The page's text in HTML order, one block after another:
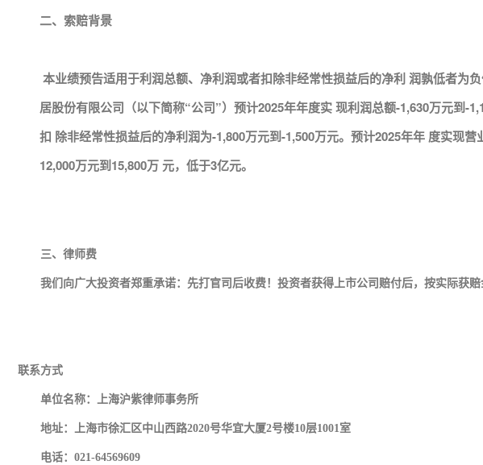
二、索赔背景
本业绩预告适用于利润总额、净利润或者扣除非经常性损益后的净利 润孰低者为
居股份有限公司（以下简称“公司”）预计2025年年度实 现利润总额-1,630万元到-
扣 除非经常性损益后的净利润为-1,800万元到-1,500万元。预计2025年年 度实现
12,000万元到15,800万 元，低于3亿元。
三、律师费
我们向广大投资者郑重承诺：先打官司后收费！投资者获得上市公司赔付后，按实际获赔
联系方式
单位名称：上海沪紫律师事务所
地址：上海市徐汇区中山西路2020号华宜大厦2号楼10层1001室
电话： 021-64569609